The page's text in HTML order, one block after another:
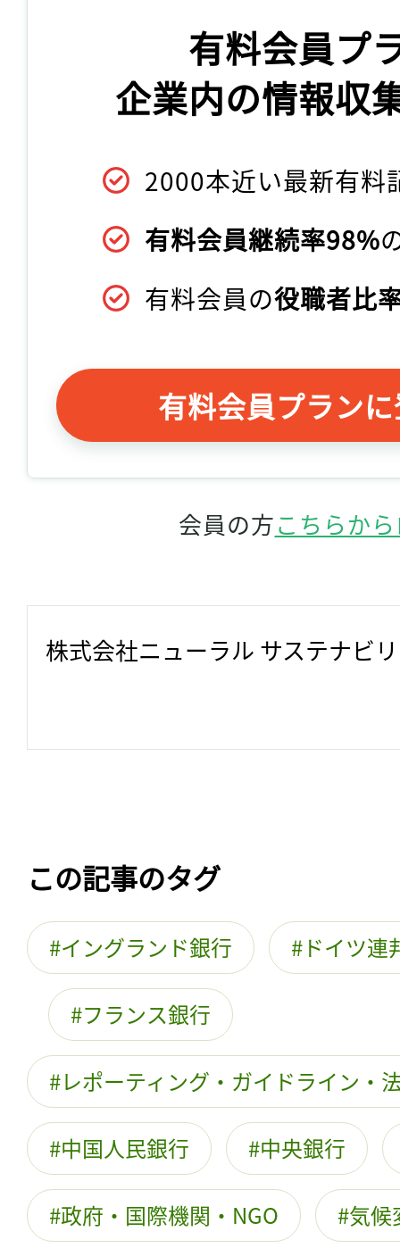
有料会員プ
企業内の情報収
2000本近い最新有料
有料会員継続率98%
有料会員の役職者比
有料会員プラン
会員の方こちらか
株式会社ニューラル サステナビ
この記事のタグ
イングランド銀行 ドイツ連
フランス銀行
レポーティング・ガイドライン・
中国人民銀行 中央銀行
政府・国際機関・NGO 気候